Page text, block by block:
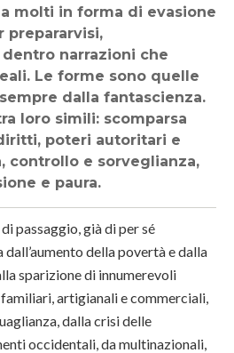
molti in forma di evasione
prepararvisi,
narrazioni che
Le forme sono quelle
dalla fantascienza.
loro simili: scomparsa
poteri autoritari e
controllo e sorveglianza,
e paura.
passaggio, già di per sé
della povertà e dalla
sparizione di innumerevoli
artigianali e commerciali,
dalla crisi delle
occidentali, da multinazionali,